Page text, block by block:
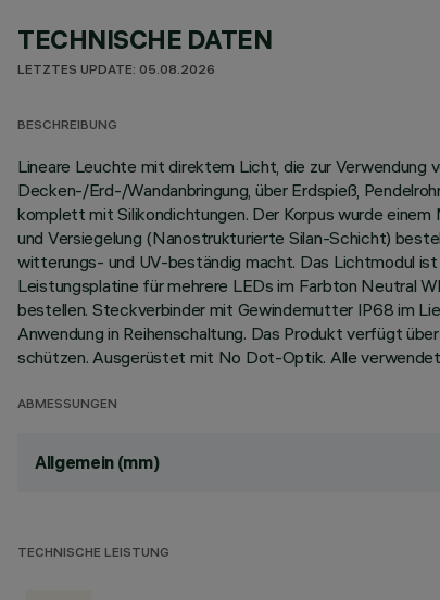
TECHNISCHE DATEN
LETZTES UPDATE: 05.08.2026
BESCHREIBUNG
Lineare Leuchte mit direktem Licht, die zur Verwendung
Decken-/Erd-/Wandanbringung, über Erdspieß,
komplett mit Silikondichtungen. Der Korpus wurde
und Versiegelung (Nanostrukturierte Silan-Schicht)
witterungs- und UV-beständig macht. Das Lichtmodul
Leistungsplatine für mehrere LEDs im Farbton Neutral
bestellen. Steckverbinder mit Gewindemutter IP68 im
Anwendung in Reihenschaltung. Das Produkt verfügt
schützen. Ausgerüstet mit No Dot-Optik. Alle
ABMESSUNGEN
Allgemein (mm)
TECHNISCHE LEISTUNG